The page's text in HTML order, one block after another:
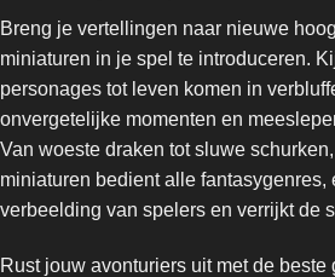
Breng je vertellingen naar nieuwe
miniaturen in je spel te introduceren.
personages tot leven komen in
onvergetelijke momenten en
Van woeste draken tot sluwe
miniaturen bedient alle fantasygenres,
verbeelding van spelers en verrijkt de
Rust jouw avonturiers uit met de